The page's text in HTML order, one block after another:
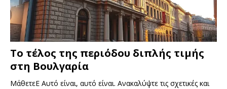
Το τέλος της περιόδου διπλής τιμής
στη Βουλγαρία
ΜάθετεΕ Αυτό είναι, αυτό είναι. Ανακαλύψτε τις σχετικές και